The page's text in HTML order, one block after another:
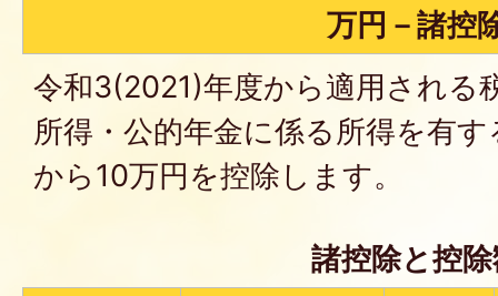
万円－諸控
令和3(2021)年度から適用される
所得・公的年金に係る所得を有
から10万円を控除します。
諸控除と控